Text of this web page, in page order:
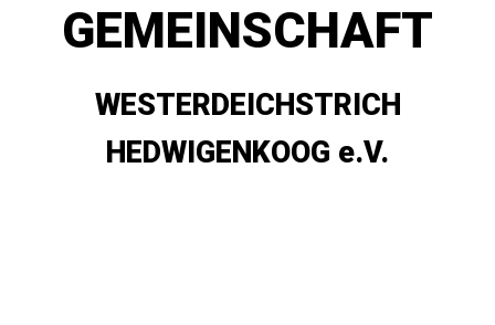
GEMEINSCHAFT
WESTERDEICHSTRICH
HEDWIGENKOOG e.V.